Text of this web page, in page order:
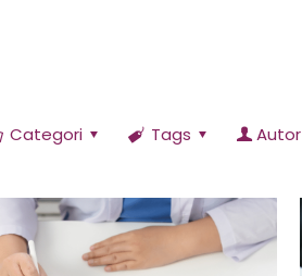
Categori Tags Autor